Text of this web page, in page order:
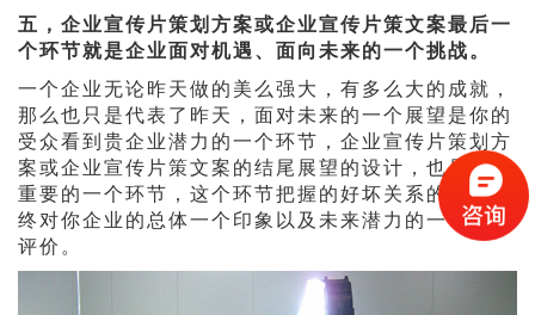
五，企业宣传片策划方案或企业宣传片策文案最后一
个环节就是企业面对机遇、面向未来的一个挑战。
一个企业无论昨天做的美么强大，有多么大的成就，
那么也只是代表了昨天，面对未来的一个展望是你的
受众看到贵企业潜力的一个环节，企业宣传片策划方
案或企业宣传片策文案的结尾展望的设计，也是非常
重要的一个环节，这个环节把握的好坏关系的受众最
终对你企业的总体一个印象以及未来潜力的一个直接
评价。